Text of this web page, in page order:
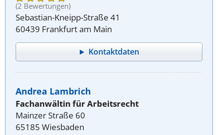
(2 Bewertungen)
Sebastian-Kneipp-Straße 41
60439 Frankfurt am Main
Kontaktdaten
Andrea Lambrich
Fachanwältin für Arbeitsrecht
Mainzer Straße 60
65185 Wiesbaden